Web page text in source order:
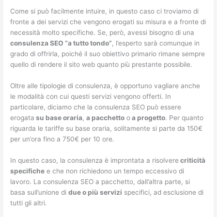
Come si può facilmente intuire, in questo caso ci troviamo di
fronte a dei servizi che vengono erogati su misura e a fronte di
necessità molto specifiche. Se, però, avessi bisogno di una
consulenza SEO “a tutto tondo”, l’esperto sarà comunque in
grado di offrirla, poiché il suo obiettivo primario rimane sempre
quello di rendere il sito web quanto più prestante possibile.
Oltre alle tipologie di consulenza, è opportuno vagliare anche
le modalità con cui questi servizi vengono offerti. In
particolare, diciamo che la consulenza SEO può essere
erogata su base oraria,a pacchetto oa progetto. Per quanto
riguarda le tariffe su base oraria, solitamente si parte da 150€
per un’ora fino a 750€ per 10 ore.
In questo caso, la consulenza è improntata a risolvere criticità
specifiche e che non richiedono un tempo eccessivo di
lavoro. La consulenza SEO a pacchetto, dall’altra parte, si
basa sull’unione didue o più servizi specifici, ad esclusione di
tutti gli altri.